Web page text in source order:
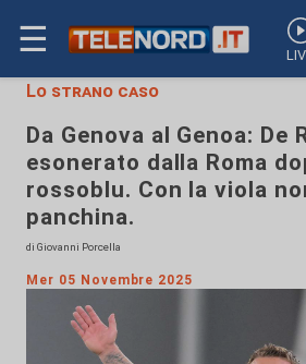
☰
Lo strano caso
Da Genova al Genoa: De
esonerato dalla Roma
rossoblu. Con la viola
panchina.
di Giovanni Porcella
Mer 05 Novembre 2025